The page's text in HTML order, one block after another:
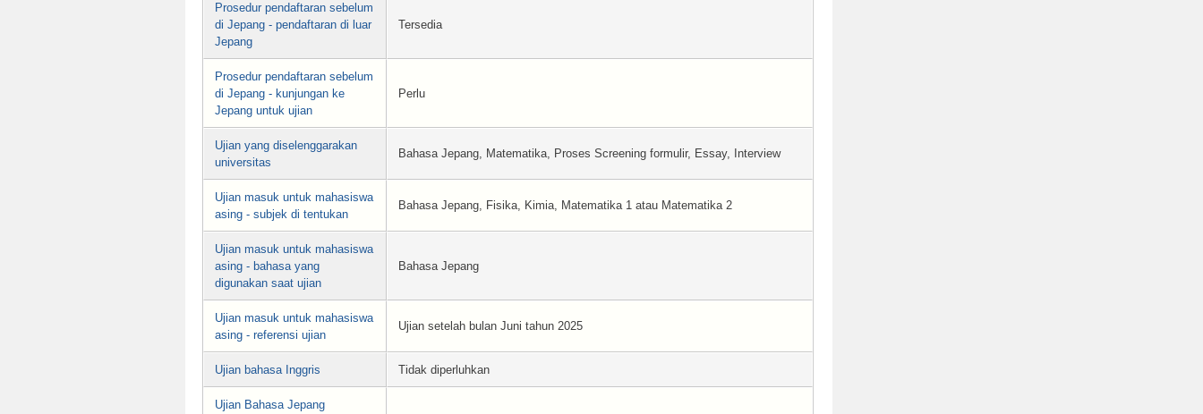
Prosedur pendaftaran sebelum
di Jepang - pendaftaran di luar
Jepang
Tersedia
Prosedur pendaftaran sebelum
di Jepang - kunjungan ke
Jepang untuk ujian
Perlu
Ujian yang diselenggarakan
universitas
Bahasa Jepang, Matematika, Proses Screening formulir, Essay, Interview
Ujian masuk untuk mahasiswa
asing - subjek di tentukan
Bahasa Jepang, Fisika, Kimia, Matematika 1 atau Matematika 2
Ujian masuk untuk mahasiswa
asing - bahasa yang
digunakan saat ujian
Bahasa Jepang
Ujian masuk untuk mahasiswa
asing - referensi ujian
Ujian setelah bulan Juni tahun 2025
Ujian bahasa Inggris Tidak diperluhkan
Ujian Bahasa Jepang